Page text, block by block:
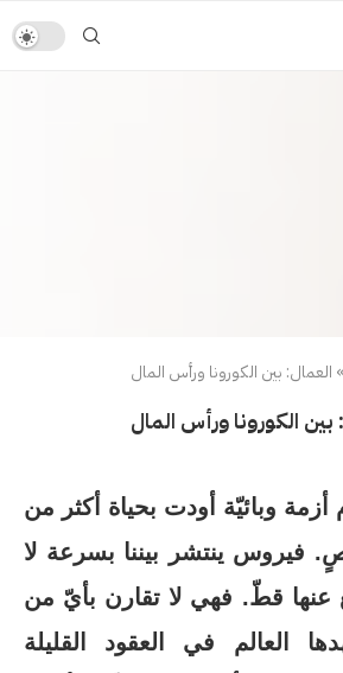
» العمال: بين الكورونا ورأس المال
بين الكورونا ورأس المال
أزمة وبائيّة أودت بحياة أكثر من
ينتشر بيننا بسرعة لا
عنها قطّ. فهي لا تقارن بأيّ من
العالم في العقود القليلة